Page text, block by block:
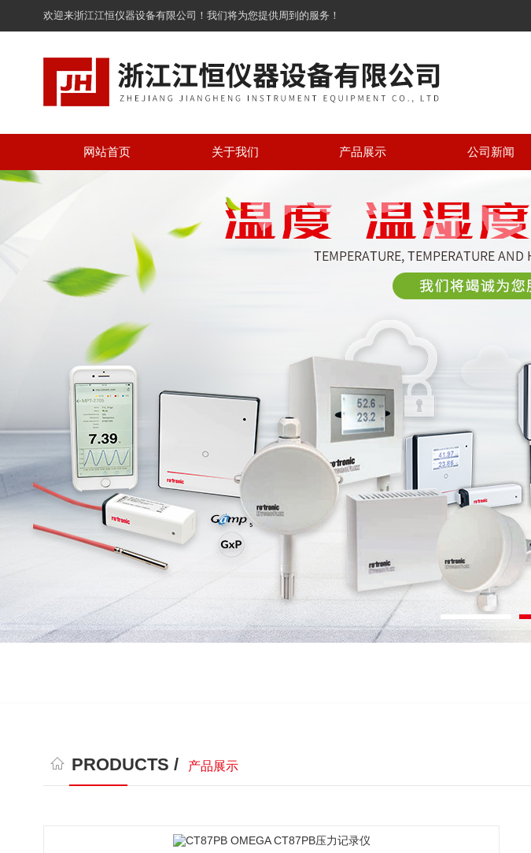
欢迎来浙江江恒仪器设备有限公司！我们将为您提供周到的服务！
网站首页 关于我们 产品展示 公司新闻
PRODUCTS / 产品展示